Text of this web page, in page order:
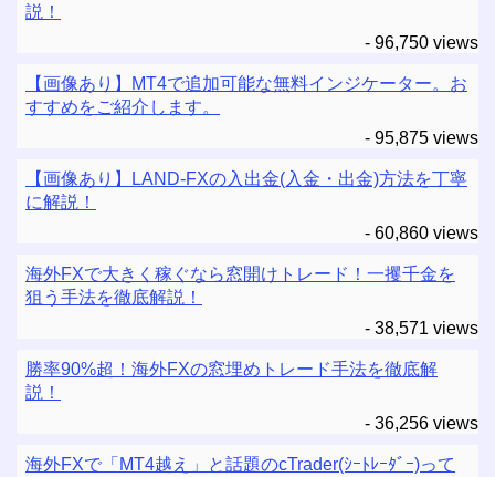
説！
- 96,750 views
【画像あり】MT4で追加可能な無料インジケーター。お
すすめをご紹介します。
- 95,875 views
【画像あり】LAND-FXの入出金(入金・出金)方法を丁寧
に解説！
- 60,860 views
海外FXで大きく稼ぐなら窓開けトレード！一攫千金を
狙う手法を徹底解説！
- 38,571 views
勝率90%超！海外FXの窓埋めトレード手法を徹底解
説！
- 36,256 views
海外FXで「MT4越え」と話題のcTrader(ｼｰﾄﾚｰﾀﾞｰ)って